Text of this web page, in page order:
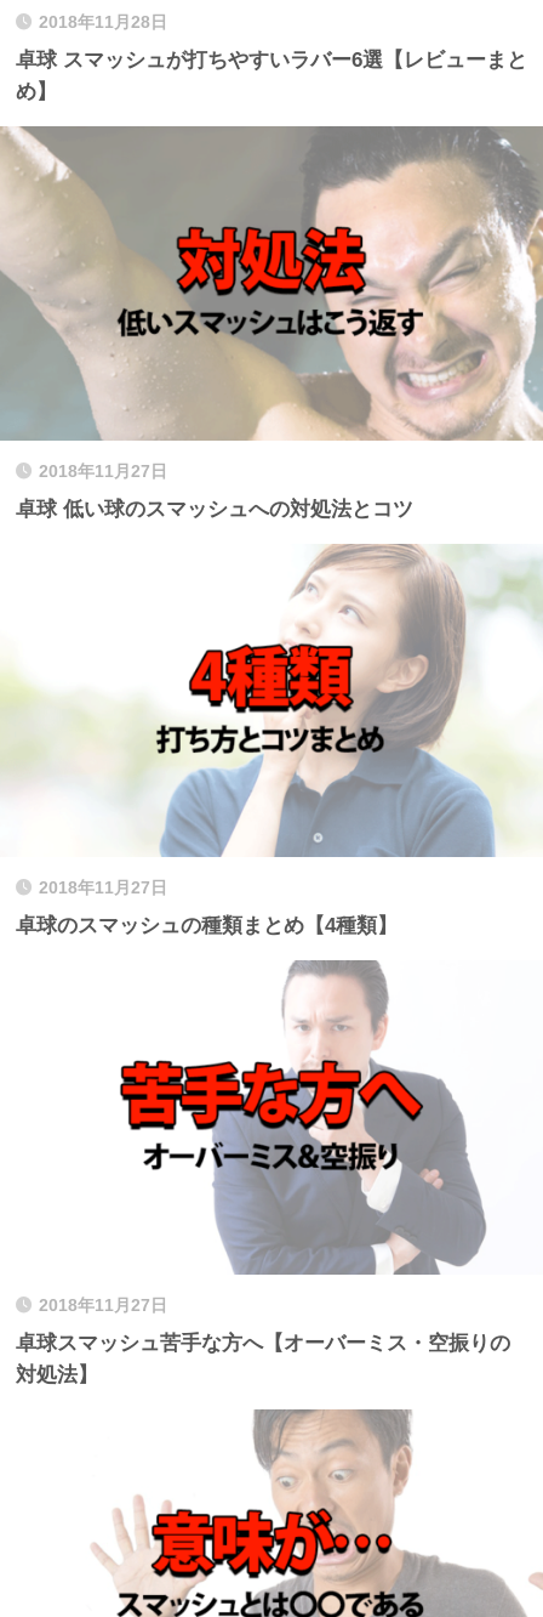
2018年11月28日
卓球 スマッシュが打ちやすいラバー6選【レビューまと
め】
2018年11月27日
卓球 低い球のスマッシュへの対処法とコツ
2018年11月27日
卓球のスマッシュの種類まとめ【4種類】
2018年11月27日
卓球スマッシュ苦手な方へ【オーバーミス・空振りの
対処法】